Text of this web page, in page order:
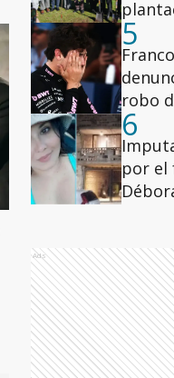
de
de
5
robo
6
por el
Ads